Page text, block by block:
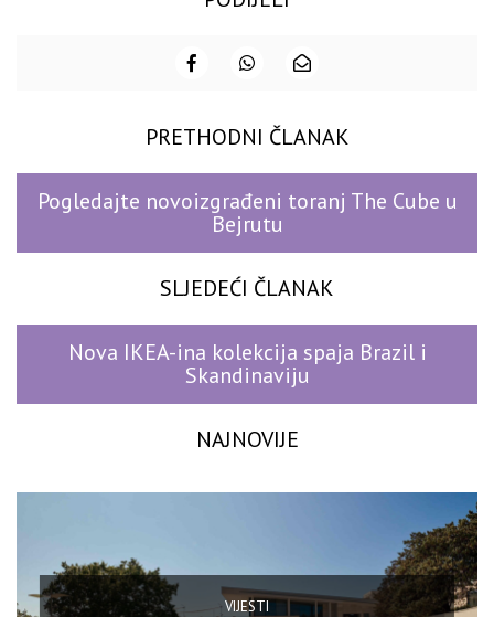
PRETHODNI ČLANAK
Pogledajte novoizgrađeni toranj The Cube u
Bejrutu
SLJEDEĆI ČLANAK
Nova IKEA-ina kolekcija spaja Brazil i
Skandinaviju
NAJNOVIJE
VIJESTI